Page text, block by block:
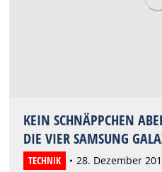
KEIN SCHNÄPPCHEN
DIE VIER SAMSUNG
TECHNIK 28. Dezember